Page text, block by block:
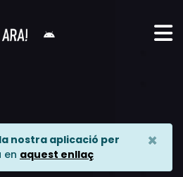
nostra aplicació per
en aquest enllaç
×